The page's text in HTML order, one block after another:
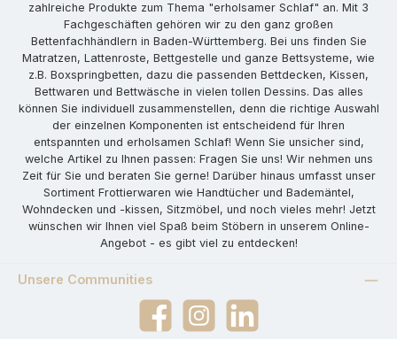
zahlreiche Produkte zum Thema "erholsamer Schlaf" an. Mit 3
Fachgeschäften gehören wir zu den ganz großen
Bettenfachhändlern in Baden-Württemberg. Bei uns finden Sie
Matratzen, Lattenroste, Bettgestelle und ganze Bettsysteme, wie
z.B. Boxspringbetten, dazu die passenden Bettdecken, Kissen,
Bettwaren und Bettwäsche in vielen tollen Dessins. Das alles
können Sie individuell zusammenstellen, denn die richtige Auswahl
der einzelnen Komponenten ist entscheidend für Ihren
entspannten und erholsamen Schlaf! Wenn Sie unsicher sind,
welche Artikel zu Ihnen passen: Fragen Sie uns! Wir nehmen uns
Zeit für Sie und beraten Sie gerne! Darüber hinaus umfasst unser
Sortiment Frottierwaren wie Handtücher und Bademäntel,
Wohndecken und -kissen, Sitzmöbel, und noch vieles mehr! Jetzt
wünschen wir Ihnen viel Spaß beim Stöbern in unserem Online-
Angebot - es gibt viel zu entdecken!
Unsere Communities
FacebookInstagram LinkedIn